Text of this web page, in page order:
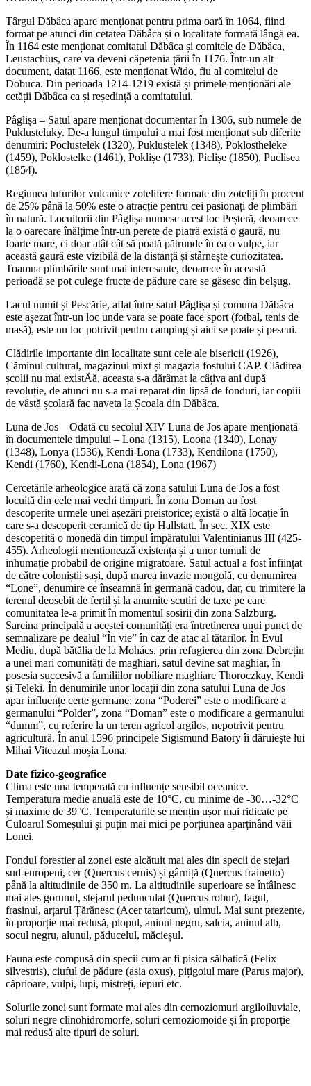
Târgul Dăbâca apare menționat pentru prima oară în 1064, fiind
format pe atunci din cetatea Dăbâca și o localitate formată lângă ea.
În 1164 este menționat comitatul Dăbâca și comitele de Dăbâca,
Leustachius, care va deveni căpetenia țării în 1176. Într-un alt
document, datat 1166, este menționat Wido, fiu al comitelui de
Dobuca. Din perioada 1214-1219 există și primele menționări ale
cetății Dăbâca ca și reședință a comitatului.
Pâglișa – Satul apare menționat documentar în 1306, sub numele de
Puklusteluky. De-a lungul timpului a mai fost menționat sub diferite
denumiri: Poclustelek (1320), Puklustelek (1348), Poklostheleke
(1459), Poklostelke (1461), Poklișe (1733), Piclișe (1850), Puclisea
(1854).
Regiunea tufurilor vulcanice zotelifere formate din zoteliți în procent
de 25% până la 50% este o atracție pentru cei pasionați de plimbări
în natură. Locuitorii din Pâglișa numesc acest loc Peșteră, deoarece
la o oarecare înălțime într-un perete de piatră există o gaură, nu
foarte mare, ci doar atât cât să poată pătrunde în ea o vulpe, iar
această gaură este vizibilă de la distanță și stârnește curiozitatea.
Toamna plimbările sunt mai interesante, deoarece în această
perioadă se pot culege fructe de pădure care se găsesc din belșug.
Lacul numit și Pescărie, aflat între satul Pâglișa și comuna Dăbâca
este așezat într-un loc unde vara se poate face sport (fotbal, tenis de
masă), este un loc potrivit pentru camping și aici se poate și pescui.
Clădirile importante din localitate sunt cele ale bisericii (1926),
Căminul cultural, magazinul mixt și magazia fostului CAP. Clădirea
școlii nu mai existÄă, aceasta s-a dărâmat la câțiva ani după
revoluție, de atunci nu s-a mai reparat din lipsă de fonduri, iar copiii
de vâstă școlară fac naveta la Școala din Dăbâca.
Luna de Jos – Odată cu secolul XIV Luna de Jos apare menționată
în documentele timpului – Lona (1315), Loona (1340), Lonay
(1348), Lonya (1536), Kendi-Lona (1733), Kendilona (1750),
Kendi (1760), Kendi-Lona (1854), Lona (1967)
Cercetările arheologice arată că zona satului Luna de Jos a fost
locuită din cele mai vechi timpuri. În zona Doman au fost
descoperite urmele unei așezări preistorice; există o altă locație în
care s-a descoperit ceramică de tip Hallstatt. În sec. XIX este
descoperită o monedă din timpul împăratului Valentinianus III (425-
455). Arheologii menționează existența și a unor tumuli de
inhumație probabil de origine migratoare. Satul actual a fost înființat
de către coloniștii sași, după marea invazie mongolă, cu denumirea
“Lone”, denumire ce înseamnă în germană cadou, dar, cu trimitere la
terenul deosebit de fertil și la anumite scutiri de taxe pe care
comunitatea le-a primit în momentul sosirii din zona Salzburg.
Sarcina principală a acestei comunități era întreținerea unui punct de
semnalizare pe dealul “În vie” în caz de atac al tătarilor. În Evul
Mediu, după bătălia de la Mohács, prin refugierea din zona Debrețin
a unei mari comunități de maghiari, satul devine sat maghiar, în
posesia succesivă a familiilor nobiliare maghiare Thoroczkay, Kendi
și Teleki. În denumirile unor locații din zona satului Luna de Jos
apar influențe certe germane: zona “Poderei” este o modificare a
germanului “Polder”, zona “Doman” este o modificare a germanului
“dumm”, cu referire la un teren agricol argilos, nepotrivit pentru
agricultură. În anul 1596 principele Sigismund Batory îi dăruiește lui
Mihai Viteazul moșia Lona.
Date fizico-geografice
Clima este una temperată cu influențe sensibil oceanice.
Temperatura medie anuală este de 10°C, cu minime de -30…-32°C
și maxime de 39°C. Temperaturile se mențin ușor mai ridicate pe
Culoarul Someșului și puțin mai mici pe porțiunea aparținând văii
Lonei.
Fondul forestier al zonei este alcătuit mai ales din specii de stejari
sud-europeni, cer (Quercus cernis) și gârniță (Quercus frainetto)
până la altitudinile de 350 m. La altitudinile superioare se întâlnesc
mai ales gorunul, stejarul pedunculat (Quercus robur), fagul,
frasinul, arțarul Țărănesc (Acer tataricum), ulmul. Mai sunt prezente,
în proporție mai redusă, plopul, aninul negru, salcia, aninul alb,
socul negru, alunul, păducelul, măcieșul.
Fauna este compusă din specii cum ar fi pisica sălbatică (Felix
silvestris), ciuful de pădure (asia oxus), pițigoiul mare (Parus major),
căprioare, vulpi, lupi, mistreți, iepuri etc.
Solurile zonei sunt formate mai ales din cernoziomuri argiloiluviale,
soluri negre clinohidromorfe, soluri cernoziomoide și în proporție
mai redusă alte tipuri de soluri.